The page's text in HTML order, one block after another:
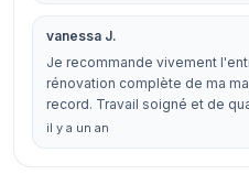
vanessa J.
Je recommande vivement
rénovation complète de ma
record. Travail soigné et de
il y a un an